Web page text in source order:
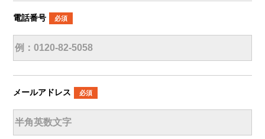
電話番号 必須
メールアドレス 必須